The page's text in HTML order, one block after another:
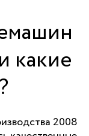
какие
2008